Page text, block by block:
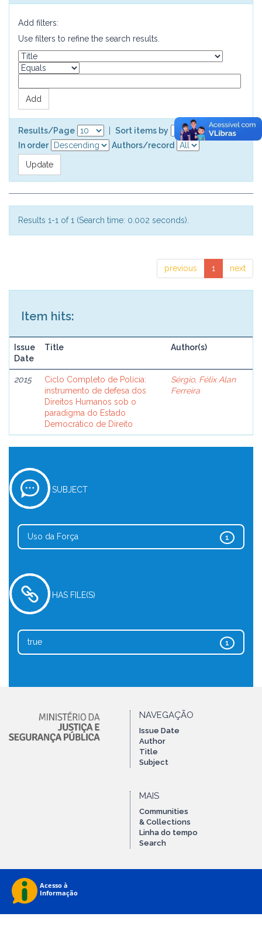
Add filters:
Use filters to refine the search results.
Results/Page
Sort items by
In order
Authors/record
Results 1-1 of 1 (Search time: 0.002 seconds).
previous 1 next
Item hits:
Issue
Date
Title Author(s)
2015
Ciclo Completo de Polícia:
instrumento de defesa dos
Direitos Humanos sob o
paradigma do Estado
Democrático de Direito
Sérgio, Félix Alan
Ferreira
SUBJECT
1
Uso da Força
HAS FILE(S)
1
true
NAVEGAÇÃO
Issue Date
Author
Title
Subject
MAIS
Communities
& Collections
Linha do tempo
Search